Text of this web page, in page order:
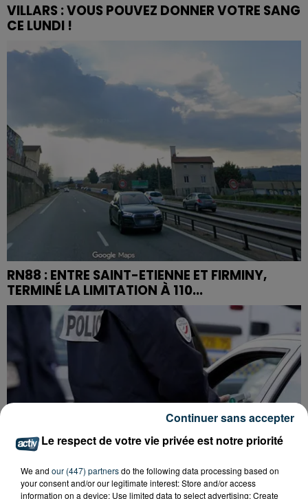
VILLARS : VOUS POUVEZ DONNER VOTRE SANG
CE LUNDI !
RN88 : ENTRE SAINT-ETIENNE ET FIRMINY,
TERMINÉ LA LIMITATION À 110...
Le respect de votre vie privée est notre priorité
We and our (447) partnersdo the following data processing based on
your consent and/or our legitimate interest: Store and/or access
information on a device; Use limited data to select advertising; Create
Continuer sans accepter